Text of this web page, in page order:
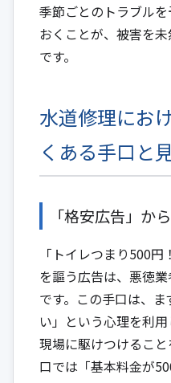
季節ごとのトラブル
おくことが、被害を
です。
水道修理にお
くある手口と
「格安広告」か
「トイレつまり500
を謳う広告は、悪徳
です。この手口は、
い」という心理を利用
現場に駆けつけるこ
口では「基本料金が